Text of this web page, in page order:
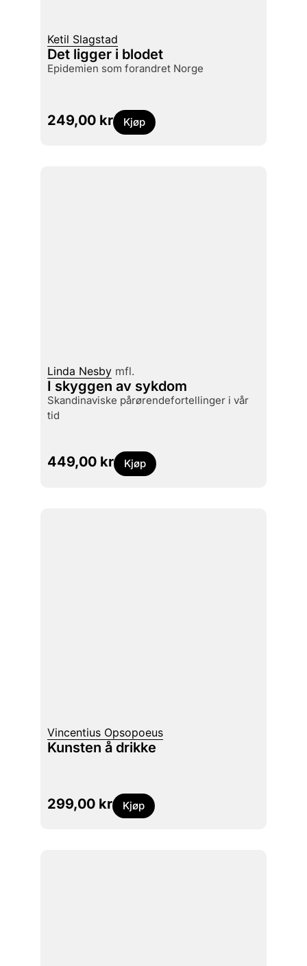
Ketil Slagstad
Det ligger i blodet
epidemien som forandret Norge
249,00 kr Kjøp
Linda Nesbymfl.
I skyggen av sykdom
skandinaviske pårørendefortellinger i vår
tid
449,00 kr Kjøp
Vincentius Opsopoeus
Kunsten å drikke
299,00 kr Kjøp